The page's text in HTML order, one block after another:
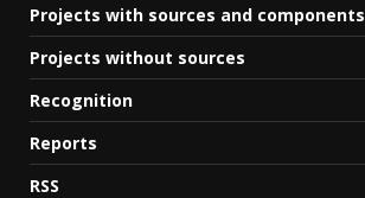
Projects with sources and components
Projects without sources
Recognition
Reports
RSS